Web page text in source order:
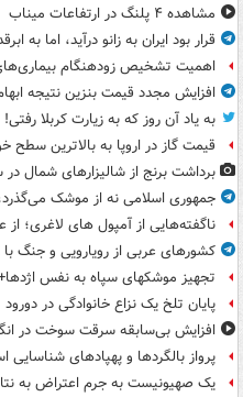
مشاهده ۴ پلنگ در ارتفاعات میناب
قرار بود ایران به زانو درآید، اما به
اهمیت تشخیص زودهنگام
افزایش مجدد قیمت بنزین نتیجه
به یاد آن روز که به زیارت کربلا رفتی!
قیمت گاز در اروپا به بالاترین سطح خود از
برداشت برنج از شالیزارهای شمال در
جمهوری اسلامی نه از موشک
ناگفته‌هایی از آمپول های لاغری؛ از
کشورهای عربی از رویارویی و جنگ با
تجهیز موشکهای سپاه به نفس
پایان تلخ یک نزاع خانوادگی در دورود
افزایش بی‌سابقه سرقت سوخت در
پرواز بالگردها و پهپادهای شناسایی
یک صهیونیست به جرم اعتراض به